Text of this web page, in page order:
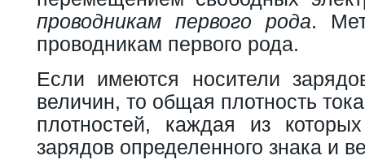
проводникам первого рода.
проводникам первого рода.
Если имеются носители
величин, то общая плотность
плотностей, каждая из
зарядов определенного знака и